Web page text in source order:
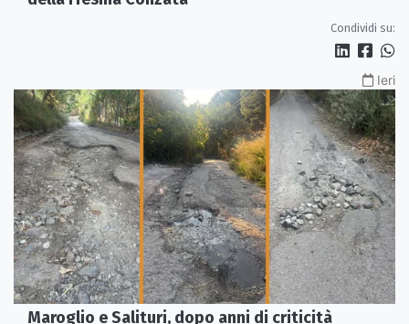
Condividi su:
Ieri
Maroglio e Salituri, dopo anni di criticità